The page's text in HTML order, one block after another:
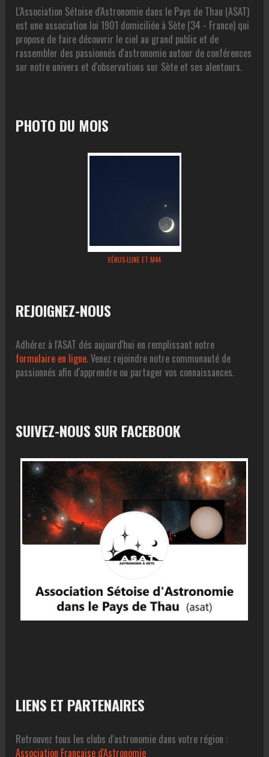
L'Association Sétoise d'Astronomie dans le Pays de Thau (ASAT)
est une association loi 1901 domiciliée à Sète (34 - France) qui
propose de faire découvrir le ciel au grand public et de
rassembler des passionnés d'astronomie autour de conférences
sur notre univers et d'observations sur Sète et ses alentours.
PHOTO DU MOIS
VÉNUS-LUNE ET M44
REJOIGNEZ-NOUS
Adhérez à l'ASAT dés aujourd'hui en remplissant notre
formulaire en ligne. Venez rejoindre notre communauté de
passionnés afin d'apprendre ou partager vos connaissances.
SUIVEZ-NOUS SUR FACEBOOK
LIENS ET PARTENAIRES
Retrouvez tous les clubs d'astronomie dans votre région :
Association Francaise d'Astronomie